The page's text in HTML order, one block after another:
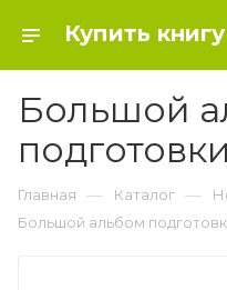
Большой
Главная — Каталог —
Большой альбом